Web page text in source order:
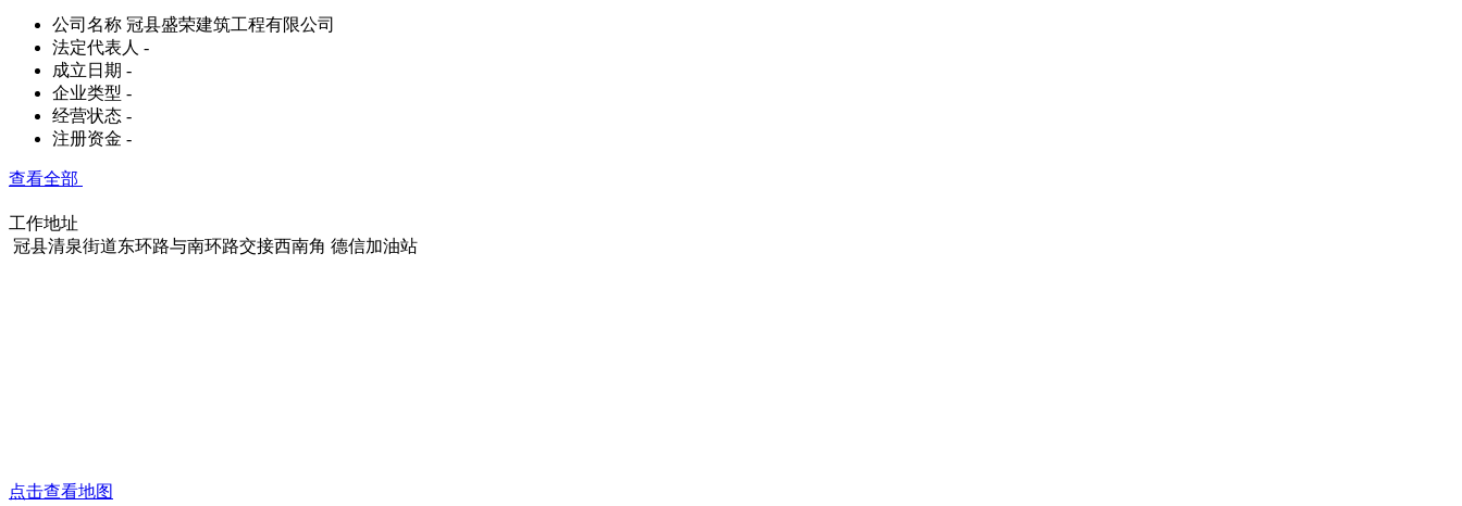
公司名称 冠县盛荣建筑工程有限公司
法定代表人 -
成立日期 -
企业类型 -
经营状态 -
注册资金 -
查看全部
工作地址
冠县清泉街道东环路与南环路交接西南角 德信加油站
点击查看地图